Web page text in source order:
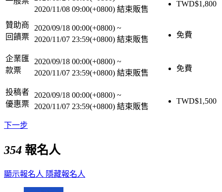
2020/11/08 09:00(+0800) 結束販售
TWD$1,800
贊助商
回饋票
2020/09/18 00:00(+0800) ~
2020/11/07 23:59(+0800) 結束販售
免費
企業匯
款票
2020/09/18 00:00(+0800) ~
2020/11/07 23:59(+0800) 結束販售
免費
投稿者
優惠票
2020/09/18 00:00(+0800) ~
2020/11/07 23:59(+0800) 結束販售
TWD$1,500
下一步
354 報名人
顯示報名人 隱藏報名人